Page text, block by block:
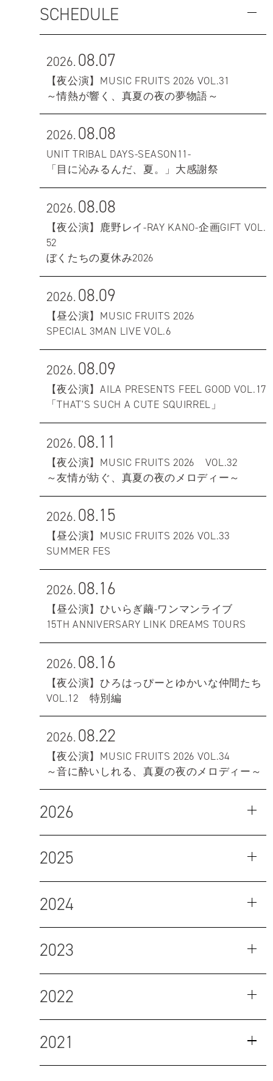
SCHEDULE
2026.08.07
【夜公演】MUSIC FRUITS 2026 VOL.31
～情熱が響く、真夏の夜の夢物語～
2026.08.08
UNIT TRIBAL DAYS-SEASON11-
「目に沁みるんだ、夏。」大感謝祭
2026.08.08
【夜公演】鹿野レイ-RAY KANO-企画GIFT VOL.
52
ぼくたちの夏休み2026
2026.08.09
【昼公演】MUSIC FRUITS 2026
SPECIAL 3MAN LIVE VOL.6
2026.08.09
【夜公演】AILA PRESENTS FEEL GOOD VOL.17
「THAT'S SUCH A CUTE SQUIRREL」
2026.08.11
【夜公演】MUSIC FRUITS 2026 VOL.32
～友情が紡ぐ、真夏の夜のメロディー～
2026.08.15
【昼公演】MUSIC FRUITS 2026 VOL.33
SUMMER FES
2026.08.16
【昼公演】ひいらぎ繭-ワンマンライブ
15TH ANNIVERSARY LINK DREAMS TOURS
2026.08.16
【夜公演】ひろはっぴーとゆかいな仲間たち
VOL.12 特別編
2026.08.22
【夜公演】MUSIC FRUITS 2026 VOL.34
～音に酔いしれる、真夏の夜のメロディー～
2026
2025
2024
2023
2022
2021